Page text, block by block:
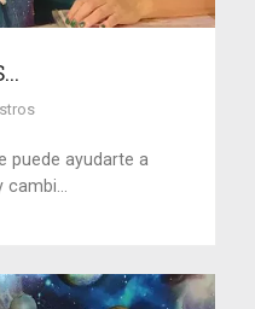
puede ayudarte a